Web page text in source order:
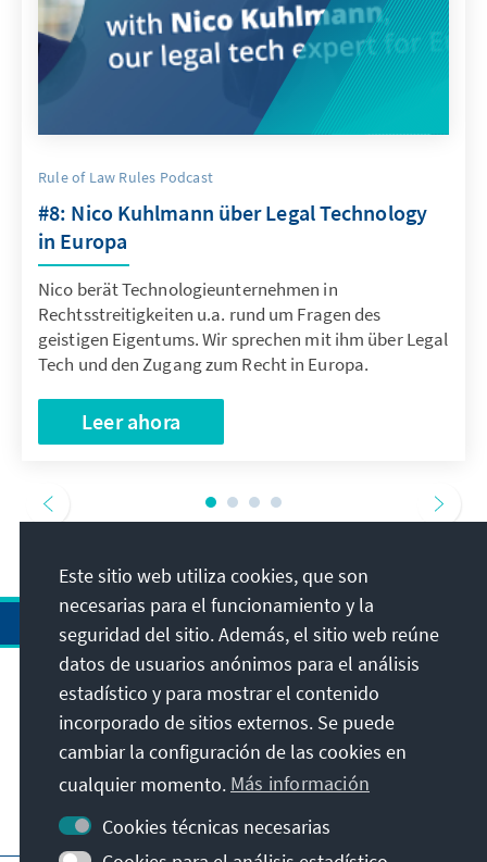
Rule of Law Rules Podcast
#8: Nico Kuhlmann über Legal Technology
in Europa
Nico berät Technologieunternehmen in
Rechtsstreitigkeiten u.a. rund um Fragen des
geistigen Eigentums. Wir sprechen mit ihm über Legal
Tech und den Zugang zum Recht in Europa.
Leer ahora
Dirección
Contacto
Visita también
Este sitio web utiliza cookies, que son
necesarias para el funcionamiento y la
seguridad del sitio. Además, el sitio web reúne
datos de usuarios anónimos para el análisis
estadístico y para mostrar el contenido
incorporado de sitios externos. Se puede
cambiar la configuración de las cookies en
cualquier momento. Más información
Cookies técnicas necesarias